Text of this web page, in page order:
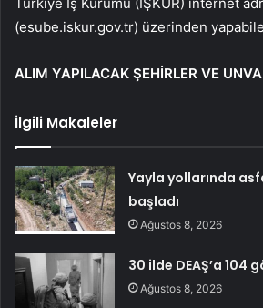
(esube.iskur.gov.tr) üzerinden
ALIM YAPILACAK ŞEHİRLER VE
İlgili Makaleler
Yayla yollarında
başladı
Ağustos 8, 2026
30 ilde DEAŞ’a 104
Ağustos 8, 2026